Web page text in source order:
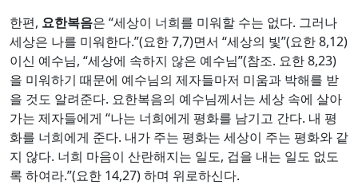
한편, 요한복음은 “세상이 너희를 미워할 수는 없다. 그러나
세상은 나를 미워한다.”(요한 7,7)면서 “세상의 빛”(요한 8,12)
이신 예수님, “세상에 속하지 않은 예수님”(참조. 요한 8,23)
을 미워하기 때문에 예수님의 제자들마저 미움과 박해를 받
을 것도 알려준다. 요한복음의 예수님께서는 세상 속에 살아
가는 제자들에게 “나는 너희에게 평화를 남기고 간다. 내 평
화를 너희에게 준다. 내가 주는 평화는 세상이 주는 평화와 같
지 않다. 너희 마음이 산란해지는 일도, 겁을 내는 일도 없도
록 하여라.”(요한 14,27) 하며 위로하신다.